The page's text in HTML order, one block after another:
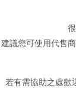
建議您可使用代售
若有需協助之處歡